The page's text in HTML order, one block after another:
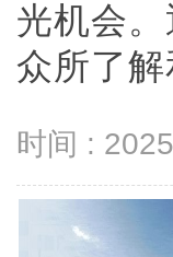
光机会
众所了
时间 :